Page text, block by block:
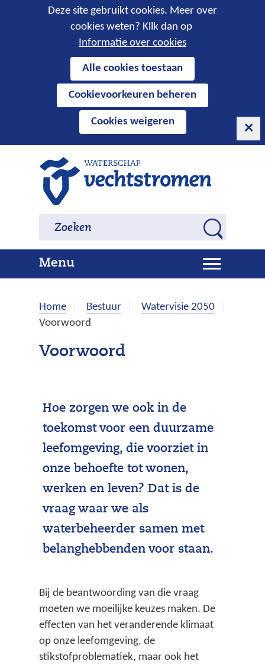
Cookies
toestaan?
Deze site gebruikt cookies. Meer over
cookies weten? Kllk dan op
Informatie over cookies
cookies
deze
website
worden
toegestaan
geweigerd.
Alle cookies toestaan
Cookievoorkeuren beheren
Cookies weigeren
naar
o
e
k
e
n
Zoeken Zoeken
MenuU
i
l
p
Home Bestuur
Watervisie 2050
Voorwoord
Voorwoord
Hoe zorgen we ook in de
toekomst voor een duurzame
leefomgeving, die voorziet in
onze behoefte tot wonen,
werken en leven? Dat is de
vraag waar we als
waterbeheerder samen met
belanghebbenden voor staan.
Bij de beantwoording van die vraag
moeten we moeilijke keuzes maken. De
effecten van het veranderende klimaat
op onze leefomgeving, de
stikstofproblematiek, maar ook het